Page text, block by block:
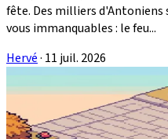
fête. Des milliers d'Antoniens
vous immanquables : le feu...
Hervé· 11 juil. 2026